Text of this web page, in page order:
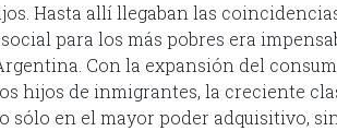
Hasta allí llegaban las
para los más pobres era
Con la expansión del
hijos de inmigrantes, la creciente
sólo en el mayor poder adquisitivo,